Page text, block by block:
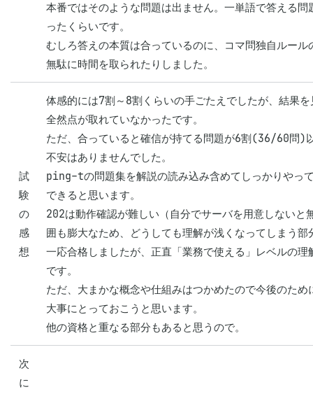
本番ではそのような問題は出ません。一単語で答える
ったくらいです。
むしろ答えの本質は合っているのに、コマ問独自ルール
無駄に時間を取られたりしました。
試
験
の
感
想
体感的には7割～8割くらいの手ごたえでしたが、結果
全然点が取れていなかったです。
ただ、合っていると確信が持てる問題が6割(36/60問)
不安はありませんでした。
ping-tの問題集を解説の読み込み含めてしっかりやっ
できると思います。
202は動作確認が難しい（自分でサーバを用意しないと
囲も膨大なため、どうしても理解が浅くなってしまう部
一応合格しましたが、正直「業務で使える」レベルの理
です。
ただ、大まかな概念や仕組みはつかめたので今後のため
大事にとっておこうと思います。
他の資格と重なる部分もあると思うので。
次
に